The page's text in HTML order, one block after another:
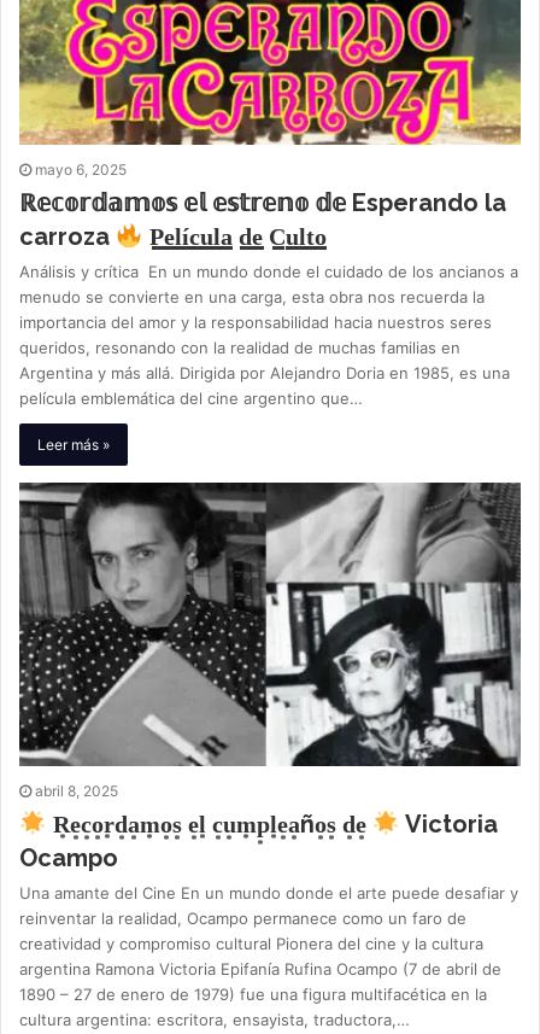
mayo 6, 2025
ℝ𝕖𝕔𝕠𝕣𝕕𝕒𝕞𝕠𝕤 𝕖𝕝 𝕖𝕤𝕥𝕣𝕖𝕟𝕠 𝕕𝕖 Esperando la
carroza
P̳e̳l̳í̳c̳u̳l̳a̳ d̳e̳ C̳u̳l̳t̳o̳
Análisis y crítica En un mundo donde el cuidado de los ancianos a
menudo se convierte en una carga, esta obra nos recuerda la
importancia del amor y la responsabilidad hacia nuestros seres
queridos, resonando con la realidad de muchas familias en
Argentina y más allá. Dirigida por Alejandro Doria en 1985, es una
película emblemática del cine argentino que…
Leer más »
abril 8, 2025
R͙e͙c͙o͙r͙d͙a͙m͙o͙s͙ e͙l͙ c͙u͙m͙p͙l͙e͙a͙ño͙s͙ d͙e͙
Victoria
Ocampo
Una amante del Cine En un mundo donde el arte puede desafiar y
reinventar la realidad, Ocampo permanece como un faro de
creatividad y compromiso cultural Pionera del cine y la cultura
argentina Ramona Victoria Epifanía Rufina Ocampo (7 de abril de
1890 – 27 de enero de 1979) fue una figura multifacética en la
cultura argentina: escritora, ensayista, traductora,…